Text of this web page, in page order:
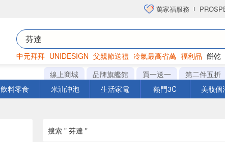
萬家福服務
中元拜拜 UNIDESIGN 父親節送禮 冷氣最高省萬 福利品 餅乾
巧克力 罐頭 衛生紙
線上商城 品牌旗艦館 買一送一 第二件五折
飲料零食 米油沖泡 生活家電 熱門3C 美妝個
搜索 " 芬達 "